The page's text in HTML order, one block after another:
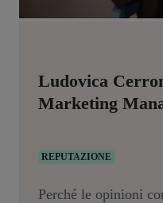
Ludovica
Marketing
REPUTAZIONE
Perché le opinioni